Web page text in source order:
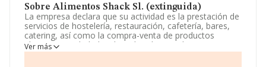
Sobre Alimentos Shack Sl. (extinguida)
La empresa declara que su actividad es la prestación de
servicios de hostelería, restauración, cafetería, bares,
catering, así como la compra-venta de productos
alimenticios y bebidas de todas clases, y la
representación comercial de productos de consumo
Ver más